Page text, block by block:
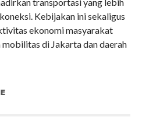
Kebijakan ini sekaligus
ekonomi masyarakat
di Jakarta dan daerah